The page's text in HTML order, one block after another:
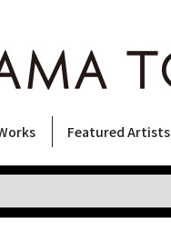
ィー
ート
ス
ART LABEL
Featured Artists
稲嶺啓一(東風終)
村田言恵
丸岡和吾
Rico Casella
キム・ロートン
菅谷晋一
柴田亜美
内藤啓介
CHRIS
大類信
三島由紀夫
横尾忠則
佐伯俊男
北島敬三
秋赤音
二本木里美
天野タケル
三島剛
大西洋介
内藤ルネ
COOKIE
春川ナミオ
林月光
須藤昌人
森山大道